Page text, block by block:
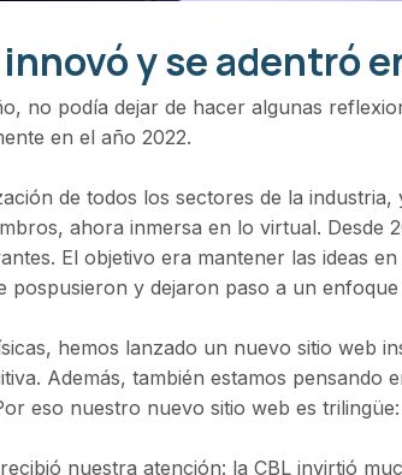
y se adentró
no podía dejar de hacer algunas
en el año 2022.
de todos los sectores de la
ahora inmersa en lo virtual. Desde
El objetivo era mantener las ideas
y dejaron paso a un
hemos lanzado un nuevo sitio web
Además, también estamos pensando
eso nuestro nuevo sitio web es
nuestra atención: la CBL invirtió